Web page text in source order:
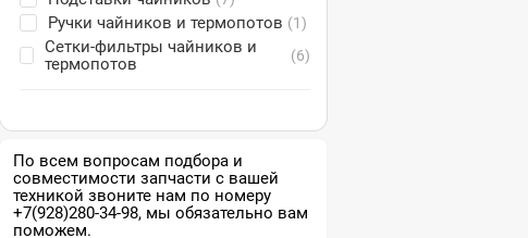
Ручки чайников и термопотов (1)
Сетки-фильтры чайников и
термопотов
(6)
По всем вопросам подбора и
совместимости запчасти с вашей
техникой звоните нам по номеру
+7(928)280-34-98, мы обязательно вам
поможем.